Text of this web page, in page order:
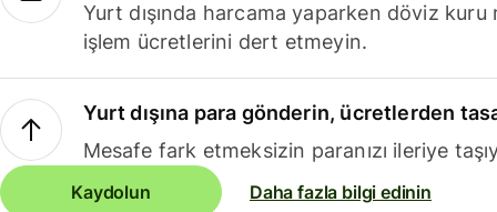
Yurt dışında harcama yaparken döviz kuru
işlem ücretlerini dert etmeyin.
Yurt dışına para gönderin, ücretlerden
Mesafe fark etmeksizin paranızı ileriye
Kaydolun Daha fazla bilgi edinin